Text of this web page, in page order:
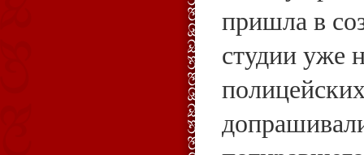
пришла в
студии уже